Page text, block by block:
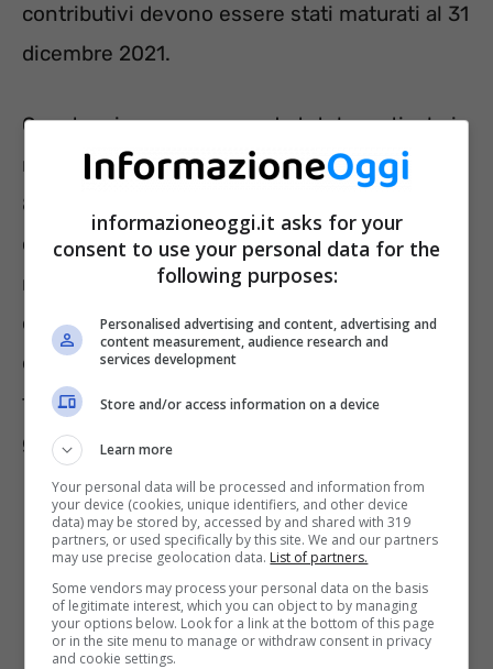
contributivi devono essere stati maturati al 31
dicembre 2021.
Questa misura non prevede tutele particolari,
ma permette l’anticipo dall’età pensionabile di
8/9 anni. È in atto la nuova
che dovrebbe andare in vigore dal 2023, il
rinnovo dell’Opzione Donna non è una
certezza, anzi, bisogna capire le intenzioni
del Governo, che attualmente ha spostato
tutte le decisioni, impegnato sul fronte della
guerra Russia – Ucraina.
informazioneoggi.it asks for your
consent to use your personal data for the
following purposes:
Personalised advertising and content, advertising and
content measurement, audience research and
services development
Store and/or access information on a device
Learn more
Your personal data will be processed and information from
your device (cookies, unique identifiers, and other device
data) may be stored by, accessed by and shared with 319
partners, or used specifically by this site. We and our partners
may use precise geolocation data. List of partners.
Some vendors may process your personal data on the basis
of legitimate interest, which you can object to by managing
your options below. Look for a link at the bottom of this page
or in the site menu to manage or withdraw consent in privacy
and cookie settings.